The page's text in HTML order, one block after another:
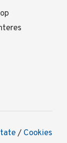
/ Cookies